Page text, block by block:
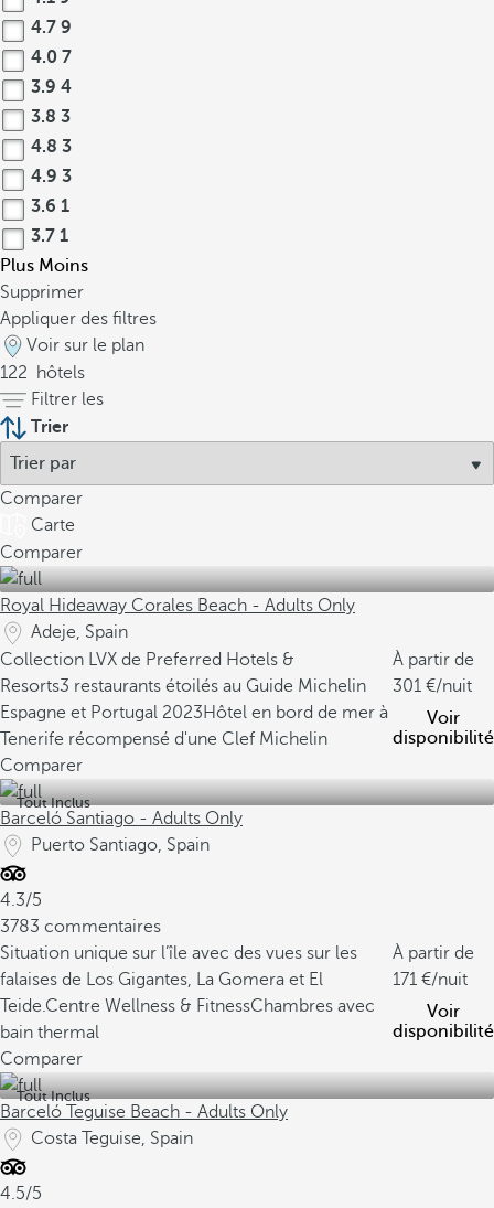
4.7 9
4.0 7
3.9 4
3.8 3
4.8 3
4.9 3
3.6 1
3.7 1
Plus Moins
Supprimer
Appliquer des filtres
Voir sur le plan
122
hôtels
Filtrer les
Trier
Comparer
Carte
Comparer
Royal Hideaway Corales Beach - Adults Only
Adeje, Spain
Collection LVX de Preferred Hotels &
Resorts3 restaurants étoilés au Guide Michelin
Espagne et Portugal 2023Hôtel en bord de mer à
Tenerife récompensé d'une Clef Michelin
À partir de
301
/nuit
Voir
disponibilité
Comparer
Tout Inclus
Barceló Santiago - Adults Only
Puerto Santiago, Spain
4.3/5
3783 commentaires
Situation unique sur l’île avec des vues sur les
falaises de Los Gigantes, La Gomera et El
Teide.Centre Wellness & FitnessChambres avec
bain thermal
À partir de
171
/nuit
Voir
disponibilité
Comparer
Tout Inclus
Barceló Teguise Beach - Adults Only
Costa Teguise, Spain
4.5/5